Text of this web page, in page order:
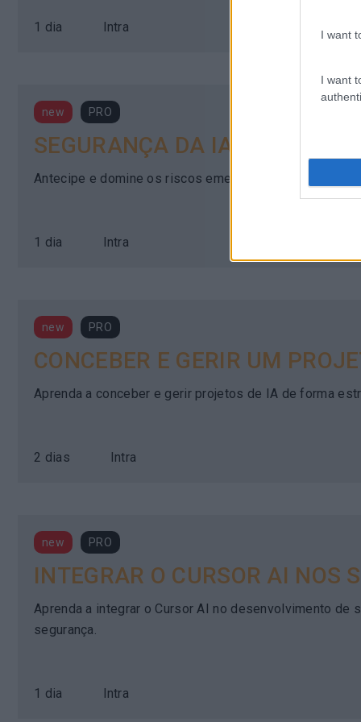
I want
I want
1 dia Intra
new PRO
SEGURANÇA DA IA —
Antecipe e domine os riscos emergentes da
1 dia Intra
new PRO
CONCEBER E GERIR UM
Aprenda a conceber e gerir projetos de IA de forma
2 dias Intra
new PRO
INTEGRAR O CURSOR AI NOS
Aprenda a integrar o Cursor AI no desenvolvimento
segurança.
1 dia Intra